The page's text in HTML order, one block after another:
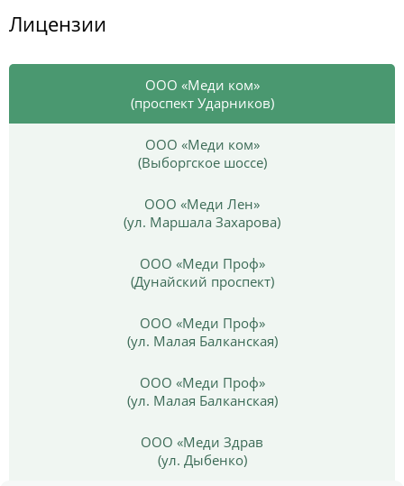
Лицензии
ООО «Меди ком»
(проспект Ударников)
ООО «Меди ком»
(Выборгское шоссе)
ООО «Меди Лен»
(ул. Маршала Захарова)
ООО «Меди Проф»
(Дунайский проспект)
ООО «Меди Проф»
(ул. Малая Балканская)
ООО «Меди Проф»
(ул. Малая Балканская)
ООО «Меди Здрав
(ул. Дыбенко)